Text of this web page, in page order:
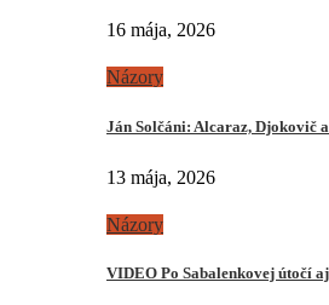
16 mája, 2026
Názory
Ján Solčáni: Alcaraz, Djokovič
13 mája, 2026
Názory
VIDEO Po Sabalenkovej útočí